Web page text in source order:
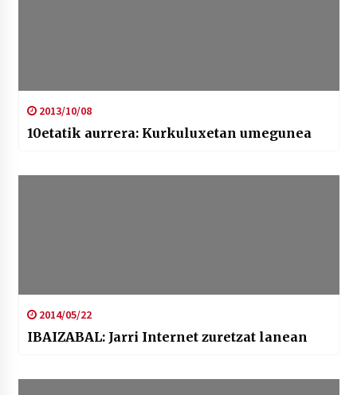
2013/10/08
10etatik aurrera: Kurkuluxetan umegunea
2014/05/22
IBAIZABAL: Jarri Internet zuretzat lanean